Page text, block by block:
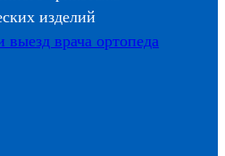
изделий
выезд врача ортопеда